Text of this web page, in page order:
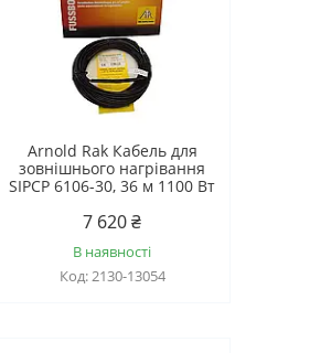
Arnold Rak Кабель для
зовнішнього нагрівання
SIPCP 6106-30, 36 м 1100 Вт
7 620 ₴
В наявності
2130-13054